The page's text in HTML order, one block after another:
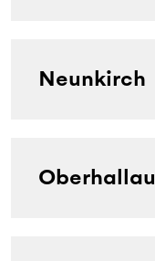
Neunkirch
Oberhallau